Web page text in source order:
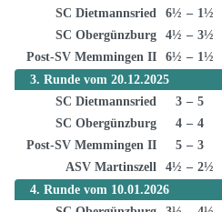
SC Dietmannsried
6½ – 1½
SC Obergünzburg
4½ – 3½
Post-SV Memmingen II
6½ – 1½
3. Runde vom 20.12.2025
SC Dietmannsried 3 – 5
SC Obergünzburg
4 – 4
Post-SV Memmingen II
5 – 3
ASV Martinszell
4½ – 2½
4. Runde vom 10.01.2026